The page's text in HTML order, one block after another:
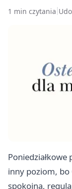
1 min czytania
Poniedziałkowe
inny poziom, bo
spokojna,